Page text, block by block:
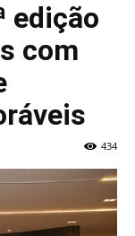
edição
com
434